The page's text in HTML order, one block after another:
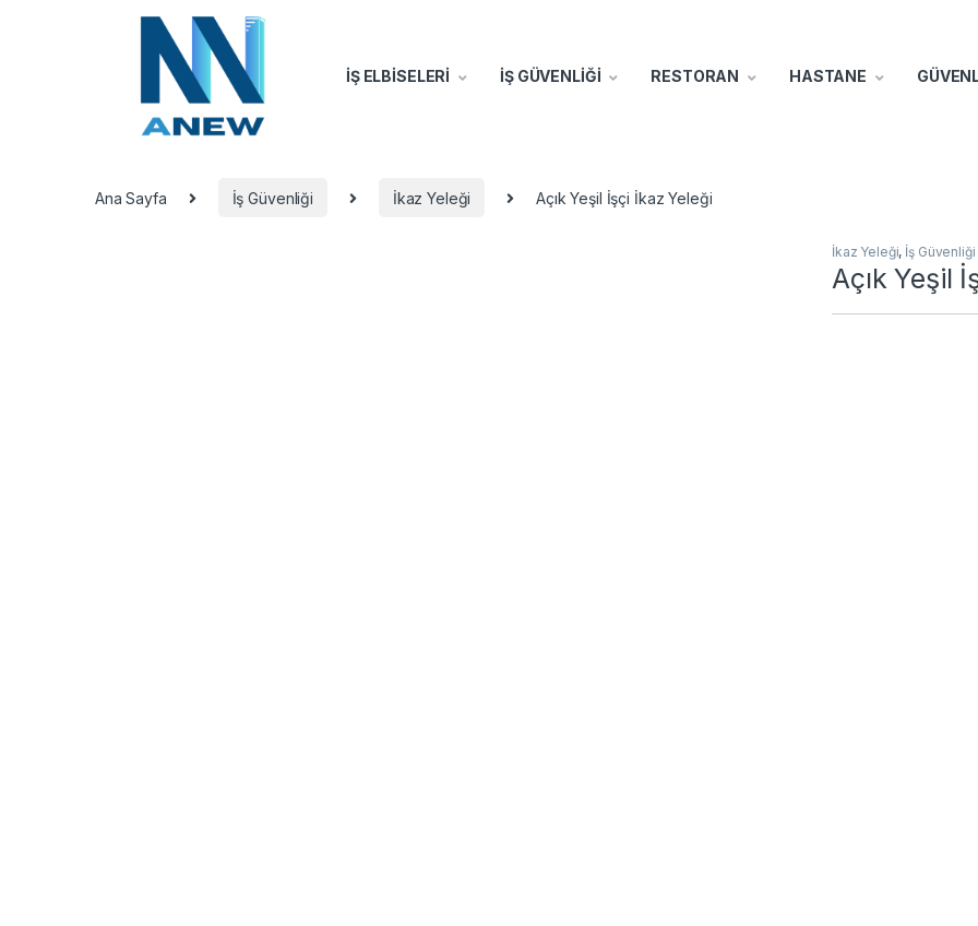
İŞ ELBİSELERİ İŞ GÜVENLİĞİ RESTORAN HASTANE
Ana Sayfa İş Güvenliği İkaz Yeleği Açık Yeşil İşçi İkaz Yeleği
İkaz Yeleği, İş Güvenliği
Açık Yeşil